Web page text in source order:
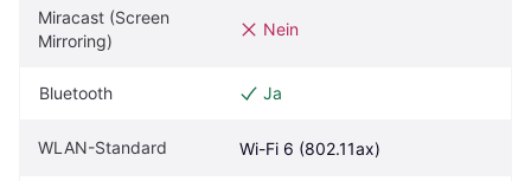
Miracast (Screen
Mirroring)
Nein
Bluetooth Ja
WLAN-Standard Wi-Fi 6 (802.11ax)